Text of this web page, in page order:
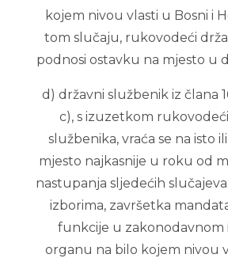
kojem nivou vlasti u Bosni i
tom slučaju, rukovodeći
podnosi ostavku na mjesto u
d) državni službenik iz člana
c), s izuzetkom
službenika, vraća se na isto
mjesto najkasnije u roku od
nastupanja sljedećih
izborima, završetka
funkcije u zakonodavnom
organu na bilo kojem nivou